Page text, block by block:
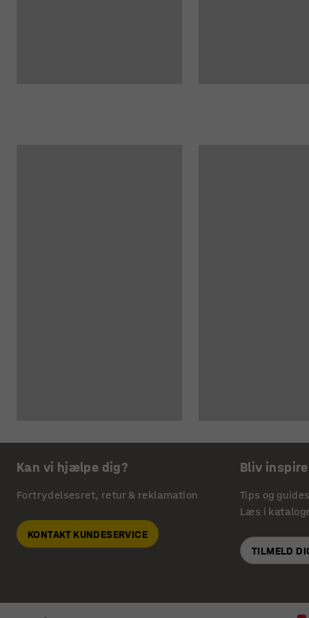
Kan vi hjælpe dig?
Fortrydelsesret, retur & reklamation
KONTAKT KUNDESERVICE
Bliv
Tips og guides
Læs i
TILMELD